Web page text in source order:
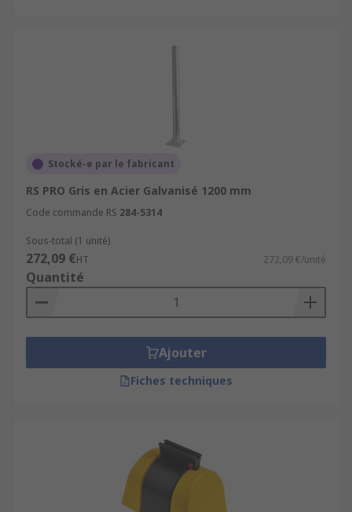
Stocké-e par le fabricant
RS PRO Gris en Acier Galvanisé 1200 mm
Code commande RS 284-5314
Sous-total (1 unité)
272,09 €HT 272,09 €/unité
Quantité
Ajouter
Fiches techniques